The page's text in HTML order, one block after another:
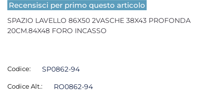
Recensisci per primo questo articolo
SPAZIO LAVELLO 86X50 2VASCHE 38X43 PROFONDA
20CM.84X48 FORO INCASSO
Codice: SP0862-94
Codice Alt.: RO0862-94